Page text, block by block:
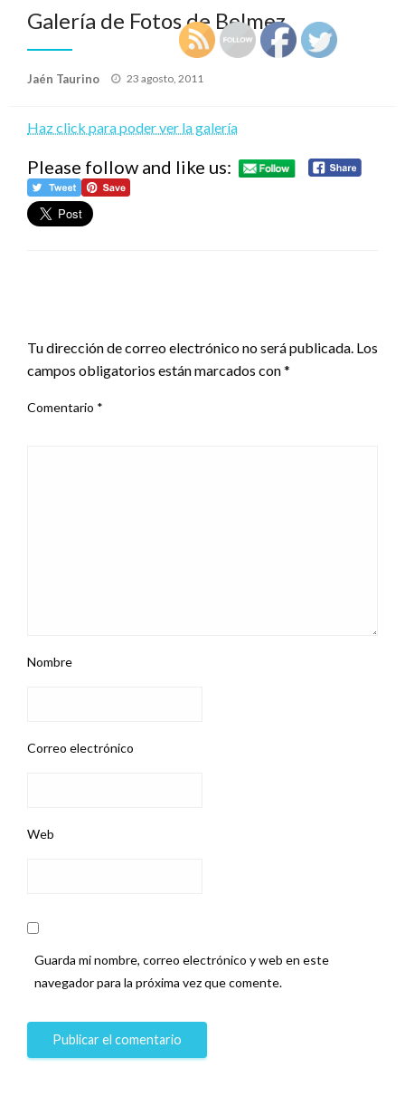
Galería de Fotos de Belmez
Jaén Taurino
Publicado
23 agosto, 2011
Haz click para poder ver la galería
Please follow and like us:
Tu dirección de correo electrónico no será publicada. Los
campos obligatorios están marcados con*
Comentario *
Nombre
Correo electrónico
Web
Guarda mi nombre, correo electrónico y web en este
navegador para la próxima vez que comente.